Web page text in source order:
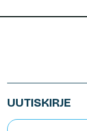
UUTISKIRJE